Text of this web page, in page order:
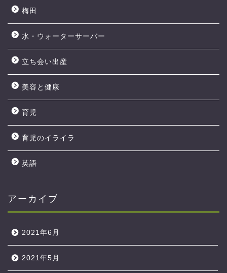
梅田
水・ウォーターサーバー
立ち会い出産
美容と健康
育児
育児のイライラ
英語
アーカイブ
2021年6月
2021年5月